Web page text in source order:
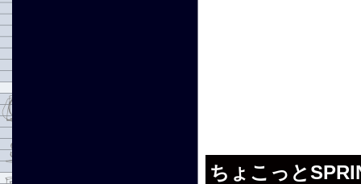
ちょこっと